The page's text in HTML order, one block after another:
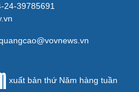
24-39785691
xuất bản thứ Năm hàng tuần